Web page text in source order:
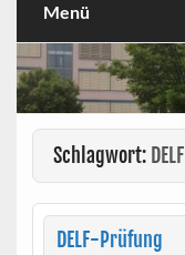
Menü
Schlagwort: DELF
DELF-Prüfung